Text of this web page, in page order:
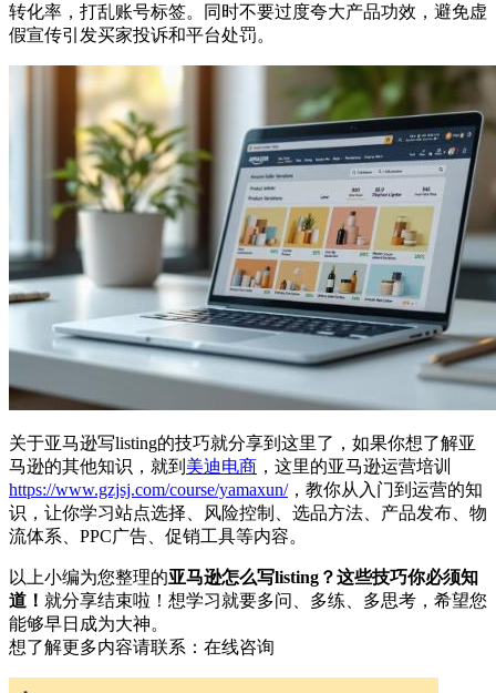
转化率，打乱账号标签。同时不要过度夸大产品功效，避免虚
假宣传引发买家投诉和平台处罚。
关于亚马逊写listing的技巧就分享到这里了，如果你想了解亚
马逊的其他知识，就到 美迪电商 ，这里的亚马逊运营培训
https://www.gzjsj.com/course/yamaxun/，教你从入门到运营的知
识，让你学习站点选择、风险控制、选品方法、产品发布、物
流体系、PPC广告、促销工具等内容。
以上小编为您整理的亚马逊怎么写listing？这些技巧你必须知
道！ 就分享结束啦！想学习就要多问、多练、多思考，希望您
能够早日成为大神。
想了解更多内容请联系： 在线咨询